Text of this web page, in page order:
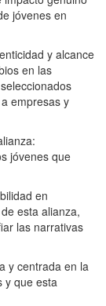
jóvenes en
y alcance
en las
empresas y
jóvenes que
en
esta alianza,
las narrativas
y centrada en la
y que esta